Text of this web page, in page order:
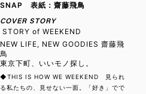
SNAP 表紙：齋藤飛鳥
COVER STORY
STORY of WEEKEND
NEW LIFE, NEW GOODIES 齋藤飛
鳥
東京下町、いいモノ探し。
◆THIS IS HOW WE WEEKEND 見られ
る私たちの、見せない一面。「好き」でで